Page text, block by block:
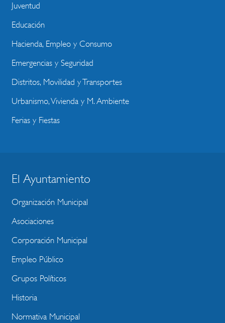
Juventud
Educación
Hacienda, Empleo y Consumo
Emergencias y Seguridad
Distritos, Movilidad y Transportes
Urbanismo, Vivienda y M. Ambiente
Ferias y Fiestas
BLOQUE
MENU
WEBSITE
El Ayuntamiento
Organización Municipal
Asociaciones
Corporación Municipal
Empleo Público
Grupos Políticos
Historia
Normativa Municipal